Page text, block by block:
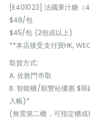
[E401023] 法國果汁糖
$48/包
$45/包 (2包或以上)
**本店接受支付寶HK,
取貨方式:
A. 佐敦門巿取
B. 智能櫃/順豐站優惠
入帳)*
(無需第二櫃，可指定櫃